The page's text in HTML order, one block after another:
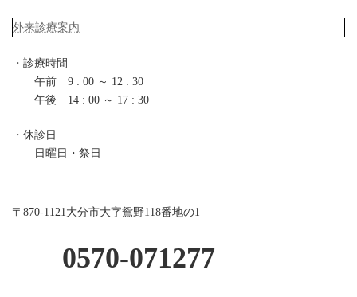
外来診療案内
・診療時間
午前 9 : 00 ～ 12 : 30
午後 14 : 00 ～ 17 : 30
・休診日
日曜日・祭日
〒870-1121大分市大字鴛野118番地の1
0570-071277